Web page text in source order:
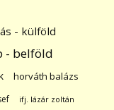
- külföld
- belföld
horváth balázs
ifj. lázár zoltán